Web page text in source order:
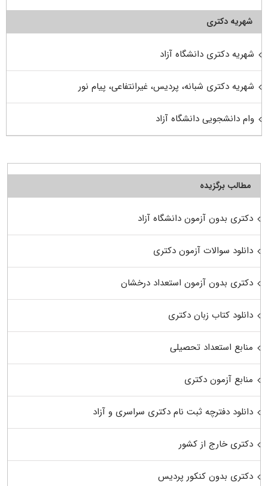
شهریه دکتری
شهریه دکتری دانشگاه آزاد
شهریه دکتری شبانه، پردیس، غیرانتفاعی، پیام نور
وام دانشجویی دانشگاه آزاد
مطالب برگزیده
دکتری بدون آزمون دانشگاه آزاد
دانلود سوالات آزمون دکتری
دکتری بدون آزمون استعداد درخشان
دانلود کتاب زبان دکتری
منابع استعداد تحصیلی
منابع آزمون دکتری
دانلود دفترچه ثبت نام دکتری سراسری و آزاد
دکتری خارج از کشور
دکتری بدون کنکور پردیس